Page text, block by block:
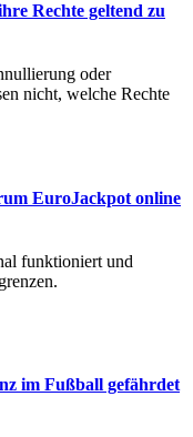
Rechte geltend zu
oder
nicht, welche Rechte
EuroJackpot online
funktioniert und
im Fußball gefährdet